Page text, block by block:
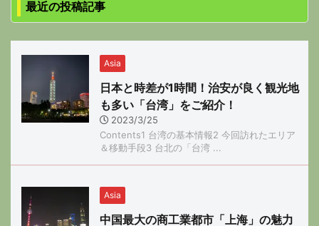
最近の投稿記事
Asia
日本と時差が1時間！治安が良く観光地
も多い「台湾」をご紹介！
2023/3/25
Contents1 台湾の基本情報2 今回訪れたエリア
＆移動手段3 台北の「台湾 ...
Asia
中国最大の商工業都市「上海」の魅力